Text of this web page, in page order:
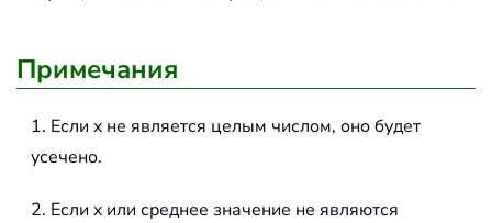
Примечания
1. Если x не является целым числом, оно будет
усечено.
2. Если x или среднее значение не являются